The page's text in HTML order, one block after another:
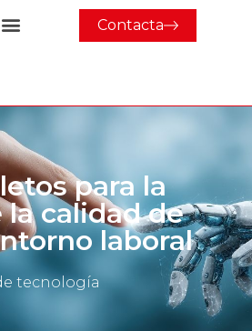
Contacta
para la
la calidad de
laboral
tecnología